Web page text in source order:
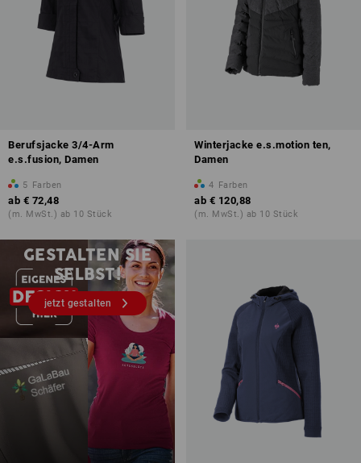
Berufsjacke 3/4-Arm
e.s.fusion, Damen
5 Farben
ab € 72,48
(m. MwSt.) ab 10 Stück
Winterjacke e.s.motion ten,
Damen
4 Farben
ab € 120,88
(m. MwSt.) ab 10 Stück
GESTALTEN SIE
SELBST!
jetzt gestalten